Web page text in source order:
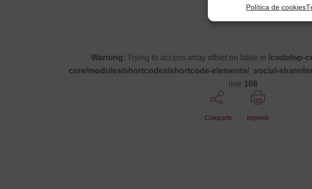
Política de cookies
Warning: Trying to access array offset on false in/code/wp-
core/modules/shortcodes/shortcode-elements/_social-share/
line 108
Compartir Imprimir